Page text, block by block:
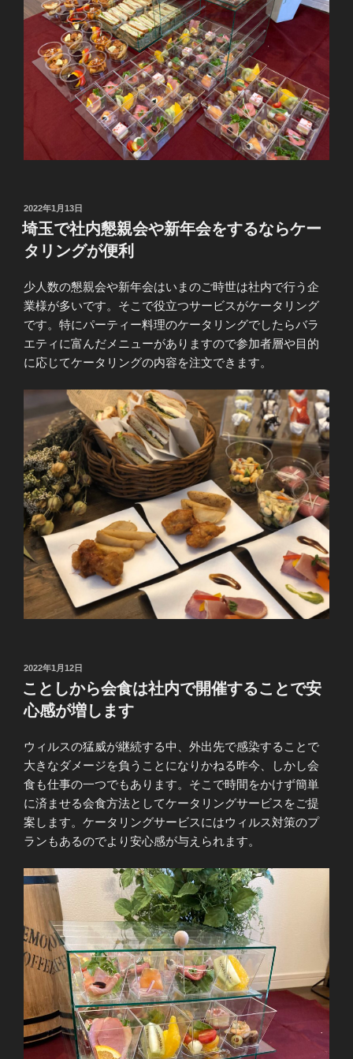
投
稿
日:
2022年1月13日
埼玉で社内懇親会や新年会をするならケー
タリングが便利
少人数の懇親会や新年会はいまのご時世は社内で行う企
業様が多いです。そこで役立つサービスがケータリング
です。特にパーティー料理のケータリングでしたらバラ
エティに富んだメニューがありますので参加者層や目的
に応じてケータリングの内容を注文できます。
投
稿
日:
2022年1月12日
ことしから会食は社内で開催することで安
心感が増します
ウィルスの猛威が継続する中、外出先で感染することで
大きなダメージを負うことになりかねる昨今、しかし会
食も仕事の一つでもあります。そこで時間をかけず簡単
に済ませる会食方法としてケータリングサービスをご提
案します。ケータリングサービスにはウィルス対策のプ
ランもあるのでより安心感が与えられます。